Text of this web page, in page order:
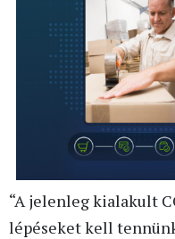
“A jelenleg kialakult
lépéseket kell